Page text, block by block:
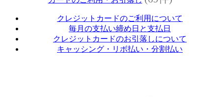
クレジットカードのご利用について
毎月の支払い締め日と支払日
クレジットカードのお引落しについて
キャッシング・リボ払い・分割払い